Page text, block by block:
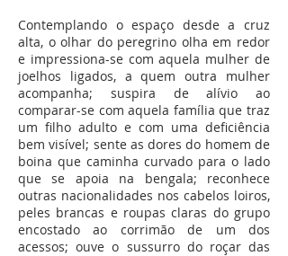
Contemplando o espaço desde a cruz
alta, o olhar do peregrino olha em redor
e impressiona-se com aquela mulher de
joelhos ligados, a quem outra mulher
acompanha; suspira de alívio ao
comparar-se com aquela família que traz
um filho adulto e com uma deficiência
bem visível; sente as dores do homem de
boina que caminha curvado para o lado
que se apoia na bengala; reconhece
outras nacionalidades nos cabelos loiros,
peles brancas e roupas claras do grupo
encostado ao corrimão de um dos
acessos; ouve o sussurro do roçar das